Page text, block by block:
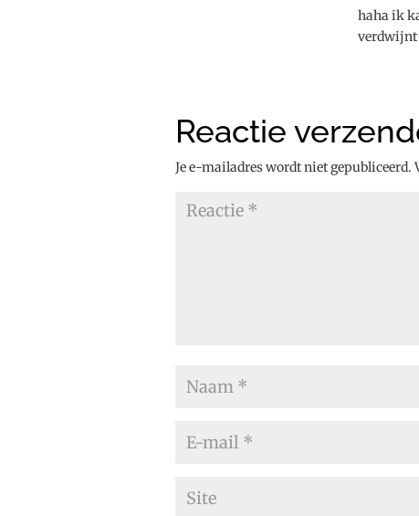
haha ik
verdwijnt
Reactie
Je e-mailadres wordt niet gepubliceerd.